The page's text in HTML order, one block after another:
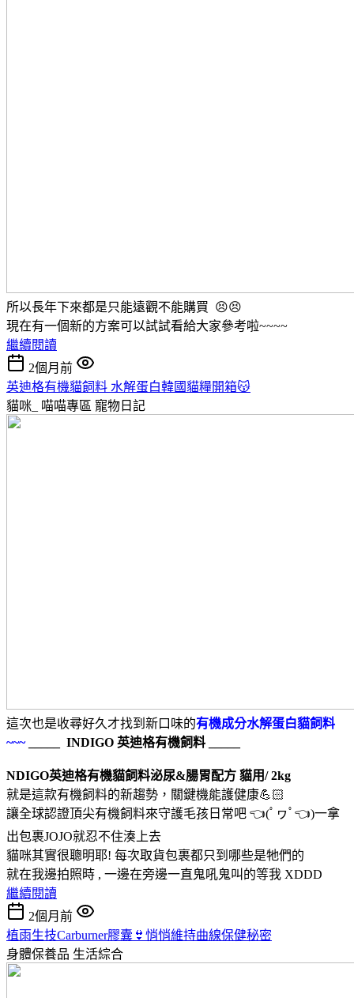
所以長年下來都是只能遠觀不能購買 😣😣
現在有一個新的方案可以試試看給大家參考啦~~~~
繼續閱讀
2個月前
英迪格有機貓飼料 水解蛋白韓國貓糧開箱😽
貓咪_ 喵喵專區 寵物日記
這次也是收尋好久才找到新口味的有機成分水解蛋白貓飼料
~~~_____ INDIGO 英迪格有機飼料 _____
NDIGO英迪格有機貓飼料泌尿&腸胃配方 貓用/ 2kg
就是這款有機飼料的新趨勢，關鍵機能護健康💪🏻
讓全球認證頂尖有機飼料來守護毛孩日常吧 👈(ﾟヮﾟ👈)一拿
出包裹JOJO就忍不住湊上去
貓咪其實很聰明耶! 每次取貨包裹都只到哪些是牠們的
就在我邊拍照時 , 一邊在旁邊一直鬼吼鬼叫的等我 XDDD
繼續閱讀
2個月前
植雨生技Carburner膠囊👙悄悄維持曲線保健秘密
身體保養品 生活綜合